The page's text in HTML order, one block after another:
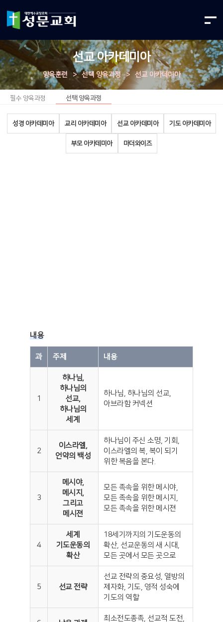
선교 아카데미아
양육훈련 > 선택 양육과정 > 선교 아카데미아
필수 양육과정 선택 양육과정
성경 아카데미아 교리 아카데미아 선교 아카데미아 기도 아카데미아
부모 아카데미아 마더와이즈
내용
과 주제 내용
1
하나님,
하나님의
선교,
하나님의
세계
하나님, 하나님의 선교,
아브라함 커넥션
2
이스라엘,
언약의 백성
하나님이 주신 소명, 기회,
이스라엘의 복, 복이 되기
위한 복음을 본다.
3
메시야,
메시지,
그리고
메시젼
모든 족속을 위한 메시야,
모든 족속을 위한 메시지,
모든 족속을 위한 메시젼
4
세계
기도운동의
확산
18세기까지의 기도운동의
확산, 선교운동의 새 시대,
모든 곳에서 모든 곳으로
5 선교 전략
선교 전략의 중요성, 열방의
제자화, 기도, 영적 성숙에
기도의 역할
최소전도종족, 선교적 도전,